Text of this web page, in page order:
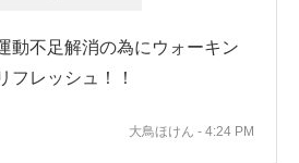
動不足解消の為にウォーキン
フレッシュ！！
大鳥ほけん - 4:24 PM